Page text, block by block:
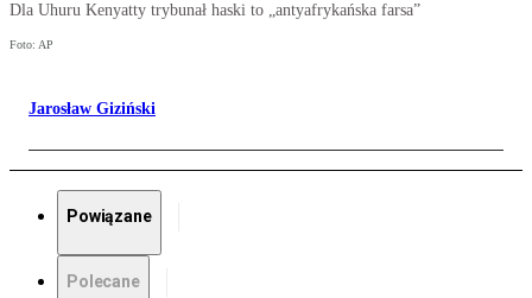
Dla Uhuru Kenyatty trybunał haski to „antyafrykańska farsa”
Foto: AP
Jarosław Giziński
Powiązane
Polecane